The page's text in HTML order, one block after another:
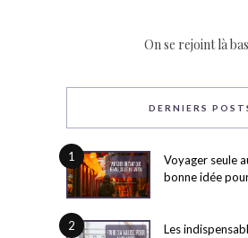
On se rejoint là
DERNIERS
1
Voyager seule
bonne idée
2
Les